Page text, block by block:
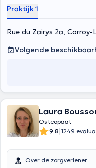
cardiovasculaire en
een opleiding tot
2005 oefent zij een
ook ervaring met
(pediatrie, materniteit,
cardiologie, neurologie) van
Praktijk 1
Rue du Zairys 2a, Corroy-
Volgende
Laura
Osteopaat
9.8|1249
Over de zorgverlener